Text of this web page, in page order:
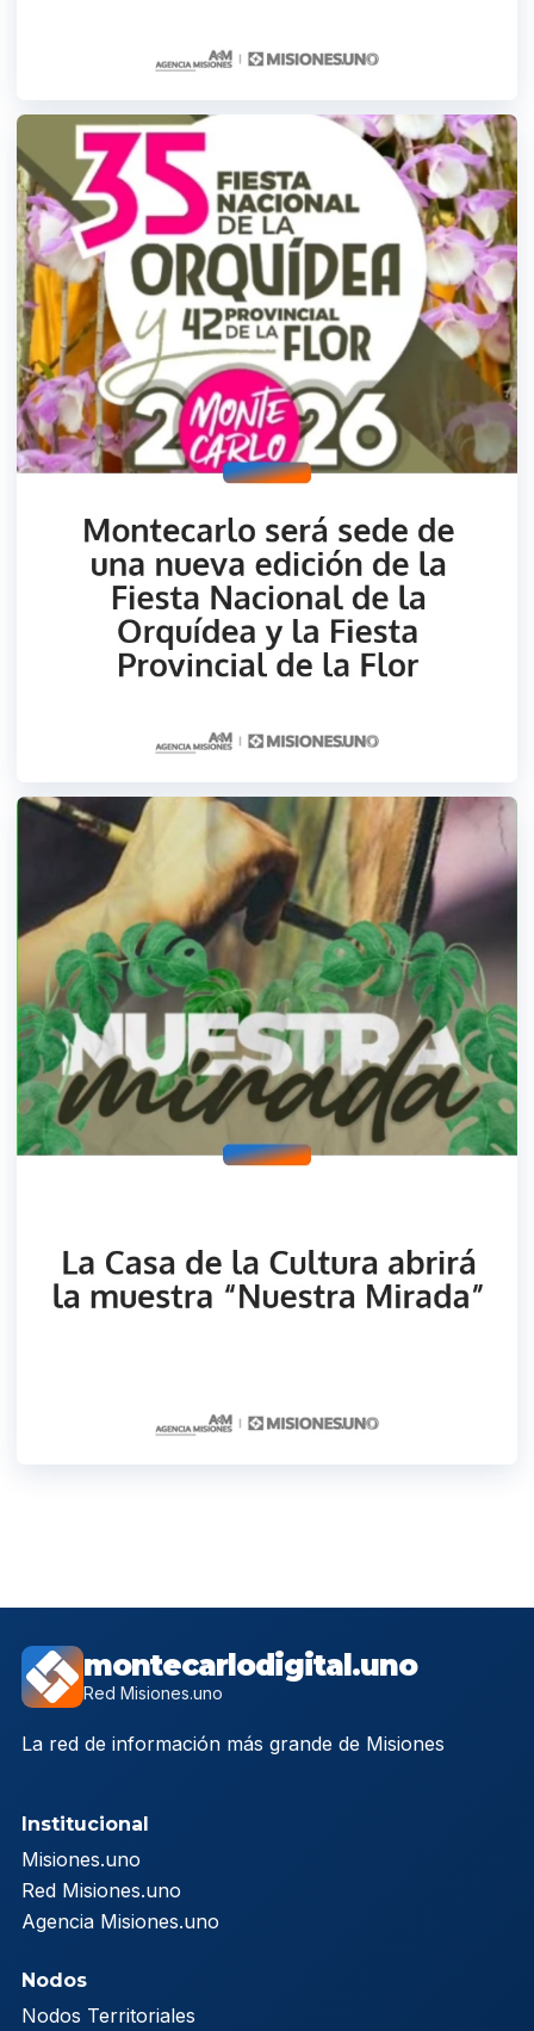
montecarlodigital.uno
Red Misiones.uno
La red de información más grande de Misiones
Institucional
Misiones.uno
Red Misiones.uno
Agencia Misiones.uno
Nodos
Nodos Territoriales